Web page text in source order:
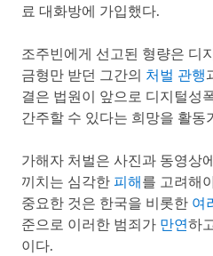
료 대화방에 가입했다.
조주빈에게 선고된 형량은 디
금형만 받던 그간의 처벌 관행
결은 법원이 앞으로 디지털성
간주할 수 있다는 희망을 활동
가해자 처벌은 사진과 동영상
끼치는 심각한 피해 를 고려해
중요한 것은 한국을 비롯한 여
준으로 이러한 범죄가 만연하
이다.